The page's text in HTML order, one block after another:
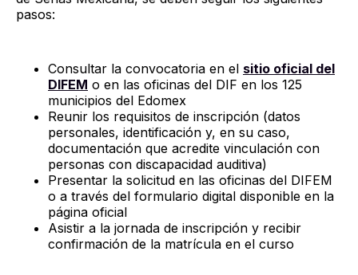
pasos:
Consultar la convocatoria en el sitio oficial del
DIFEM o en las oficinas del DIF en los 125
municipios del Edomex
Reunir los requisitos de inscripción (datos
personales, identificación y, en su caso,
documentación que acredite vinculación con
personas con discapacidad auditiva)
Presentar la solicitud en las oficinas del DIFEM
o a través del formulario digital disponible en la
página oficial
Asistir a la jornada de inscripción y recibir
confirmación de la matrícula en el curso